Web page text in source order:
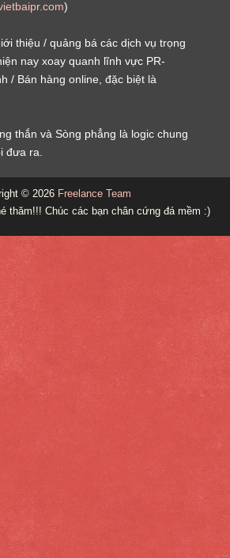
)
thiệu / quảng bá các dịch vụ trọng
nay xoay quanh lĩnh vực PR-
/ Bán hàng online, đặc biệt là
thắn và Sòng phẳng là logic chung
đưa ra.
© 2026 Freelance Team
thăm!!! Chúc các bạn chân cứng đá mềm :)